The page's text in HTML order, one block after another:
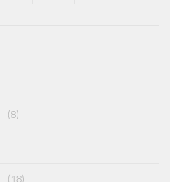
(8)
(18)